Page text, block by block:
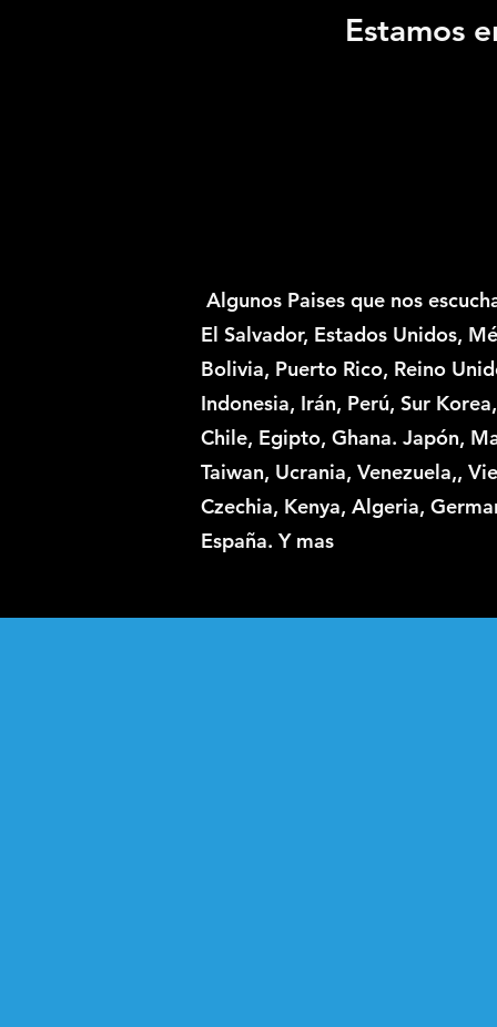
Estamos
Algunos Paises que nos
El Salvador, Estados Unidos,
Bolivia, Puerto Rico, Reino
Indonesia, Irán, Perú, Sur
Chile, Egipto, Ghana. Japón,
Taiwan, Ucrania, Venezuela,,
Czechia, Kenya, Algeria,
España. Y mas